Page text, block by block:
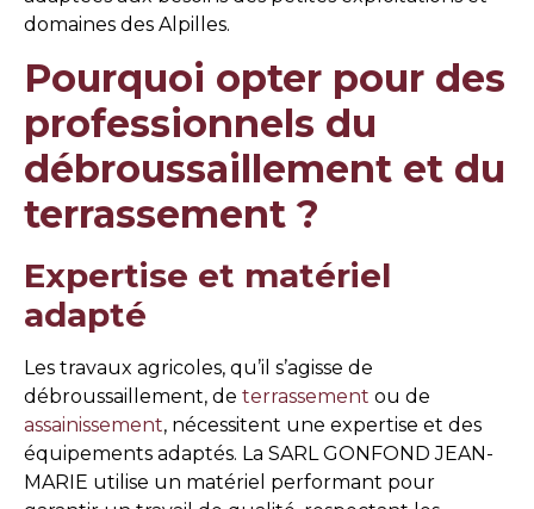
domaines des Alpilles.
Pourquoi opter pour des
professionnels du
débroussaillement et du
terrassement ?
Expertise et matériel
adapté
Les travaux agricoles, qu’il s’agisse de
débroussaillement, de terrassement ou de
assainissement, nécessitent une expertise et des
équipements adaptés. La SARL GONFOND JEAN-
MARIE utilise un matériel performant pour